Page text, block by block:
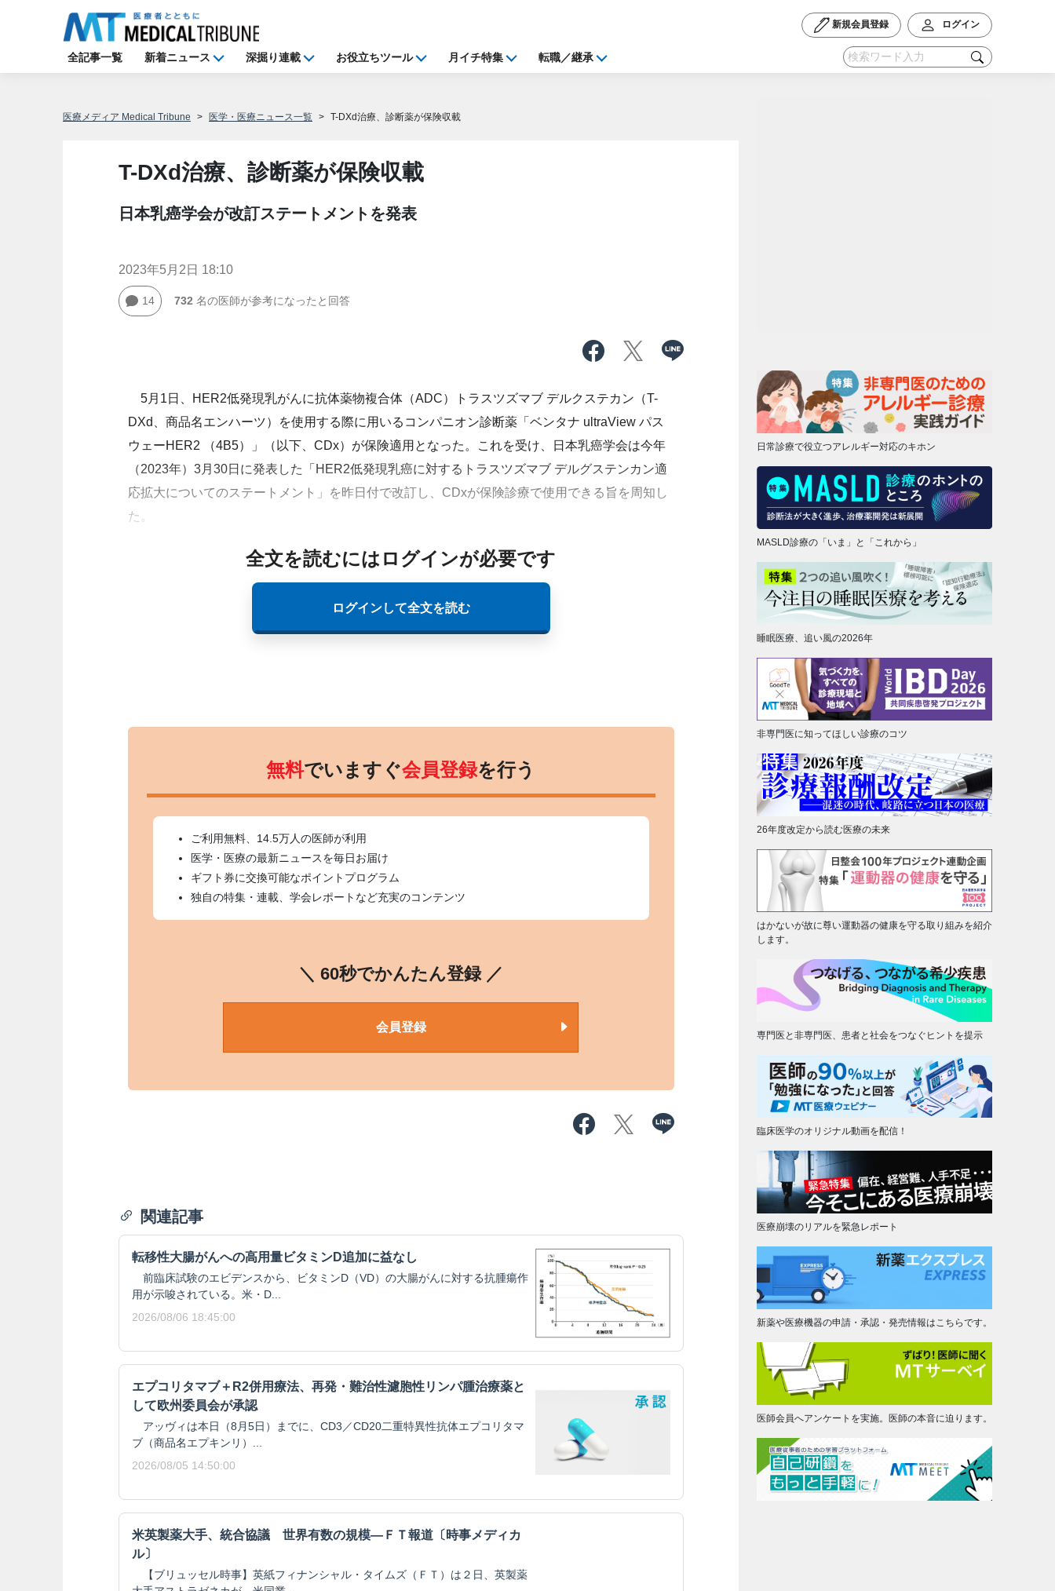
新規会員登録 ログイン
全記事一覧 新着ニュース 深掘り連載 お役立ちツール 月イチ特集 転職／継承
医療メディア Medical Tribune 医学・医療ニュース一覧 T-DXd治療、診断薬が保険収載
T-DXd治療、診断薬が保険収載
日本乳癌学会が改訂ステートメントを発表
2023年5月2日 18:10
14 732 名の医師が参考になったと回答
5月1日、HER2低発現乳がんに抗体薬物複合体（ADC）トラスツズマブ デルクステカン（T-
DXd、商品名エンハーツ）を使用する際に用いるコンパニオン診断薬「ベンタナ ultraView パス
ウェーHER2 （4B5）」（以下、CDx）が保険適用となった。これを受け、日本乳癌学会は今年
（2023年）3月30日に発表した「HER2低発現乳癌に対するトラスツズマブ デルグステンカン適
応拡大についてのステートメント」を昨日付で改訂し、CDxが保険診療で使用できる旨を周知し
た。
全文を読むにはログインが必要です
ログインして全文を読む
無料でいますぐ会員登録を行う
ご利用無料、14.5万人の医師が利用
医学・医療の最新ニュースを毎日お届け
ギフト券に交換可能なポイントプログラム
独自の特集・連載、学会レポートなど充実のコンテンツ
＼ 60秒でかんたん登録 ／
会員登録
関連記事
転移性大腸がんへの高用量ビタミンD追加に益なし
前臨床試験のエビデンスから、ビタミンD（VD）の大腸がんに対する抗腫瘍作
用が示唆されている。米・D...
2026/08/06 18:45:00
エプコリタマブ＋R2併用療法、再発・難治性濾胞性リンパ腫治療薬と
して欧州委員会が承認
アッヴィは本日（8月5日）までに、CD3／CD20二重特異性抗体エプコリタマ
ブ（商品名エプキンリ）...
2026/08/05 14:50:00
米英製薬大手、統合協議 世界有数の規模―ＦＴ報道〔時事メディカ
ル〕
【ブリュッセル時事】英紙フィナンシャル・タイムズ（ＦＴ）は２日、英製薬
日常診療で役立つアレルギー対応のキホン
MASLD診療の「いま」と「これから」
睡眠医療、追い風の2026年
非専門医に知ってほしい診療のコツ
26年度改定から読む医療の未来
はかないが故に尊い運動器の健康を守る取り組みを紹介
します。
専門医と非専門医、患者と社会をつなぐヒントを提示
臨床医学のオリジナル動画を配信！
医療崩壊のリアルを緊急レポート
新薬や医療機器の申請・承認・発売情報はこちらです。
医師会員へアンケートを実施。医師の本音に迫ります。